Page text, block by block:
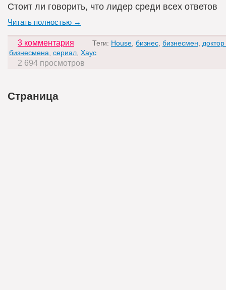
Стоит ли говорить, что лидер среди всех ответов
Читать полностью →
3 комментария Теги: House бизнес бизнесмен
бизнесмена сериал Хаус
2 694 просмотров
Страница